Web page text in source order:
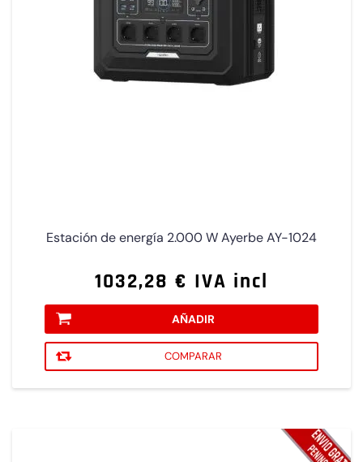
Estación de energía 2.000 W Ayerbe AY-1024
1032,28 € IVA incl
AÑADIR
COMPARAR